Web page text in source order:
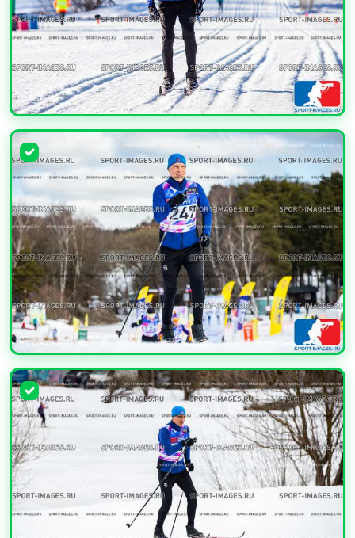
УВЕЛИЧИТЬ
УВЕЛИЧИТЬ